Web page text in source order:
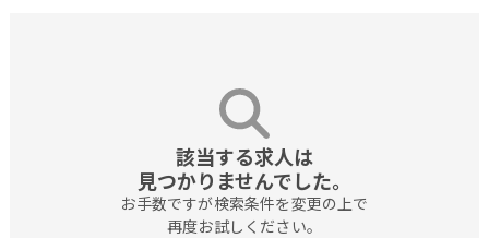
該当する求人は
見つかりませんでした。
お手数ですが検索条件を変更の上で
再度お試しください。